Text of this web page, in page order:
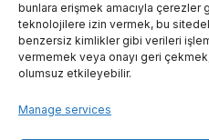
bunlara erişmek amacıyla çerezler
teknolojilere izin vermek, bu
benzersiz kimlikler gibi verileri
vermemek veya onayı geri
olumsuz etkileyebilir.
Manage services